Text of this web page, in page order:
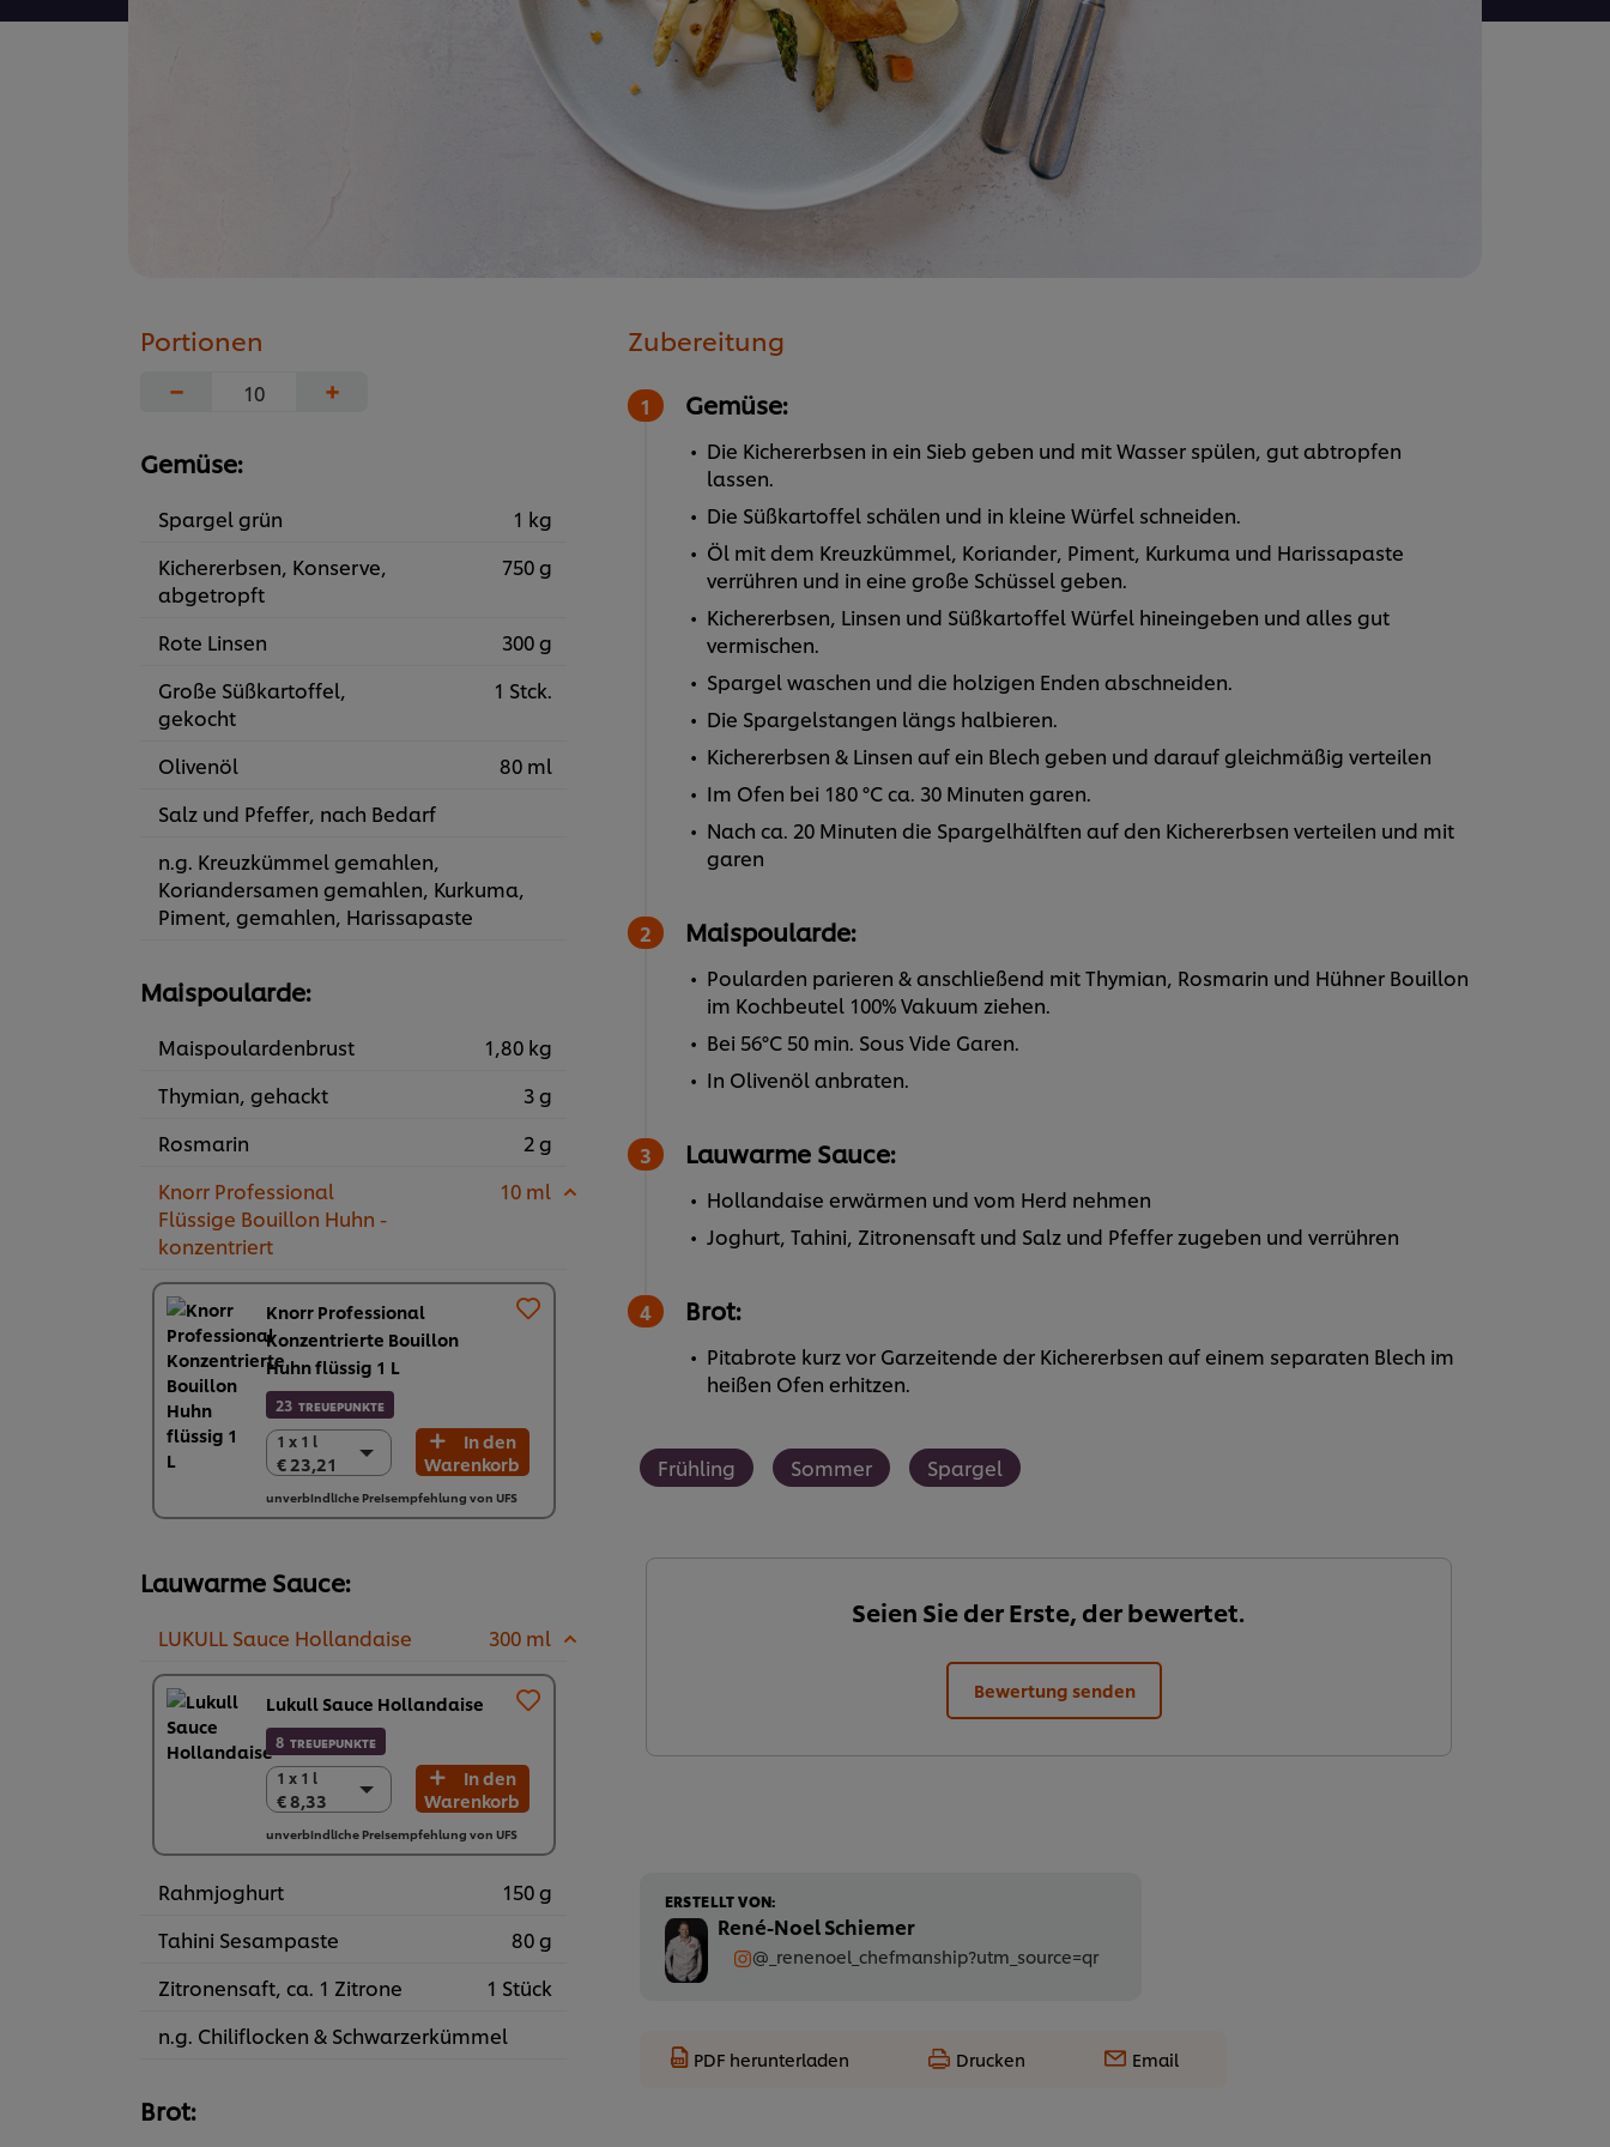
Portionen
−
+
Gemüse:
Spargel grün
1 kg
Kichererbsen, Konserve,
abgetropft
750 g
Rote Linsen
300 g
Große Süßkartoffel,
gekocht
1 Stck.
Olivenöl
80 ml
Salz und Pfeffer, nach Bedarf
n.g. Kreuzkümmel gemahlen,
Koriandersamen gemahlen, Kurkuma,
Piment, gemahlen, Harissapaste
Maispoularde:
Maispoulardenbrust
1,80 kg
Thymian, gehackt
3 g
Rosmarin
2 g
Knorr Professional
Flüssige Bouillon Huhn -
konzentriert
10 ml
Knorr Professional
Konzentrierte Bouillon
Huhn flüssig 1 L
23 TREUEPUNKTE
1 x 1 l
€ 23,21
1 x 1 l
€ 23,21
6 x 1 L
€ 139,26
In den
Warenkorb
unverbindliche Preisempfehlung von UFS
Lauwarme Sauce:
LUKULL Sauce Hollandaise 300 ml
Lukull Sauce Hollandaise
8 TREUEPUNKTE
1 x 1 l
€ 8,33
1 x 1 l
€ 8,33
10 x 1 l
€ 83,30
In den
Warenkorb
unverbindliche Preisempfehlung von UFS
Rahmjoghurt
150 g
Tahini Sesampaste
80 g
Zitronensaft, ca. 1 Zitrone
1 Stück
n.g. Chiliflocken & Schwarzerkümmel
Brot:
Zubereitung
Gemüse:
Die Kichererbsen in ein Sieb geben und mit Wasser spülen, gut abtropfen
lassen.
Die Süßkartoffel schälen und in kleine Würfel schneiden.
Öl mit dem Kreuzkümmel, Koriander, Piment, Kurkuma und Harissapaste
verrühren und in eine große Schüssel geben.
Kichererbsen, Linsen und Süßkartoffel Würfel hineingeben und alles gut
vermischen.
Spargel waschen und die holzigen Enden abschneiden.
Die Spargelstangen längs halbieren.
Kichererbsen & Linsen auf ein Blech geben und darauf gleichmäßig verteilen
Im Ofen bei 180 °C ca. 30 Minuten garen.
Nach ca. 20 Minuten die Spargelhälften auf den Kichererbsen verteilen und mit
garen
Maispoularde:
Poularden parieren & anschließend mit Thymian, Rosmarin und Hühner Bouillon
im Kochbeutel 100% Vakuum ziehen.
Bei 56°C 50 min. Sous Vide Garen.
In Olivenöl anbraten.
Lauwarme Sauce:
Hollandaise erwärmen und vom Herd nehmen
Joghurt, Tahini, Zitronensaft und Salz und Pfeffer zugeben und verrühren
Brot:
Pitabrote kurz vor Garzeitende der Kichererbsen auf einem separaten Blech im
heißen Ofen erhitzen.
Frühling Sommer Spargel
Seien Sie der Erste, der bewertet.
Bewertung senden
ERSTELLT VON:
René-Noel Schiemer
@_renenoel_chefmanship?utm_source=qr
PDF herunterladen Drucken Email